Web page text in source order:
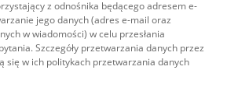
z odnośnika będącego adresem e-
jego danych (adres e-mail oraz
w wiadomości) w celu przesłania
Szczegóły przetwarzania danych przez
się w ich politykach przetwarzania danych